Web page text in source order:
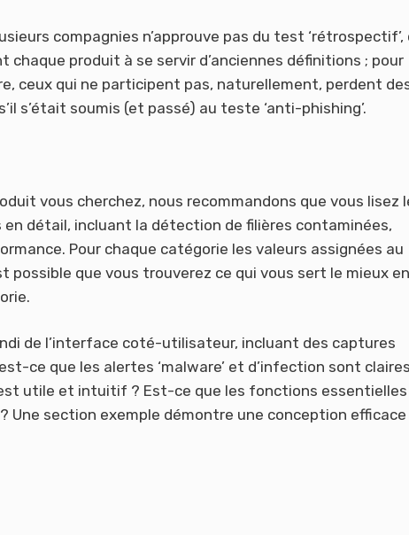
compagnies n’approuve pas du test ‘rétrospectif’,
produit à se servir d’anciennes définitions ; pour
ceux qui ne participent pas, naturellement, perdent
s’était soumis (et passé) au teste ‘anti-phishing’.
vous cherchez, nous recommandons que vous lisez
détail, incluant la détection de filières contaminées,
Pour chaque catégorie les valeurs assignées au
possible que vous trouverez ce qui vous sert le mieux en
de l’interface coté-utilisateur, incluant des captures
ce que les alertes ‘malware’ et d’infection sont
est utile et intuitif ? Est-ce que les fonctions
section exemple démontre une conception